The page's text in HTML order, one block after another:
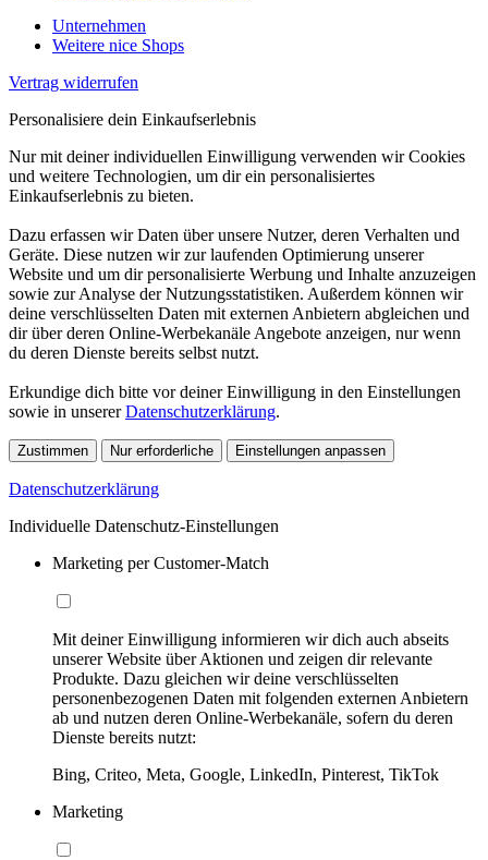
Unternehmen
Weitere nice Shops
Vertrag widerrufen
Personalisiere dein Einkaufserlebnis
Nur mit deiner individuellen Einwilligung verwenden wir Cookies
und weitere Technologien, um dir ein personalisiertes
Einkaufserlebnis zu bieten.
Dazu erfassen wir Daten über unsere Nutzer, deren Verhalten und
Geräte. Diese nutzen wir zur laufenden Optimierung unserer
Website und um dir personalisierte Werbung und Inhalte anzuzeigen
sowie zur Analyse der Nutzungsstatistiken. Außerdem können wir
deine verschlüsselten Daten mit externen Anbietern abgleichen und
dir über deren Online-Werbekanäle Angebote anzeigen, nur wenn
du deren Dienste bereits selbst nutzt.
Erkundige dich bitte vor deiner Einwilligung in den Einstellungen
sowie in unsererDatenschutzerklärung.
Zustimmen Nur erforderliche Einstellungen anpassen
Datenschutzerklärung
Individuelle Datenschutz-Einstellungen
Marketing per Customer-Match
Mit deiner Einwilligung informieren wir dich auch abseits
unserer Website über Aktionen und zeigen dir relevante
Produkte. Dazu gleichen wir deine verschlüsselten
personenbezogenen Daten mit folgenden externen Anbietern
ab und nutzen deren Online-Werbekanäle, sofern du deren
Dienste bereits nutzt:
Bing, Criteo, Meta, Google, LinkedIn, Pinterest, TikTok
Marketing